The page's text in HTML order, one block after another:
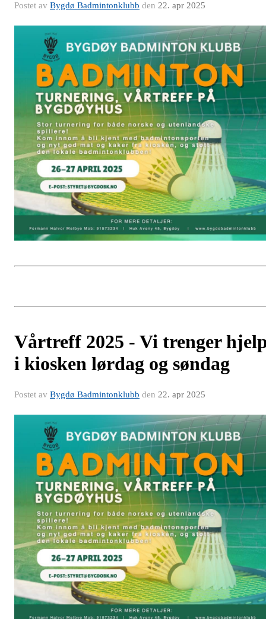
Postet av Bygdø Badmintonklubb den 22. apr 2025
Vårtreff 2025 - Vi trenger
i kiosken lørdag og søndag
Postet av Bygdø Badmintonklubb den 22. apr 2025